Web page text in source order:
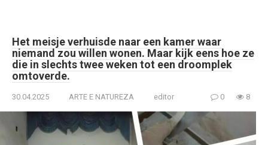
Het meisje verhuisde naar een kamer waar
niemand zou willen wonen. Maar kijk eens hoe ze
die in slechts twee weken tot een droomplek
omtoverde.
30.04.2025 ARTE E NATUREZA editor 0 8